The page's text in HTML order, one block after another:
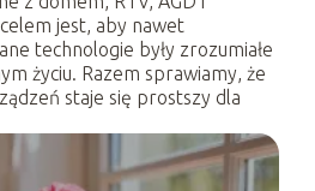
jest, aby nawet
technologie były zrozumiałe
życiu. Razem sprawiamy, że
staje się prostszy dla